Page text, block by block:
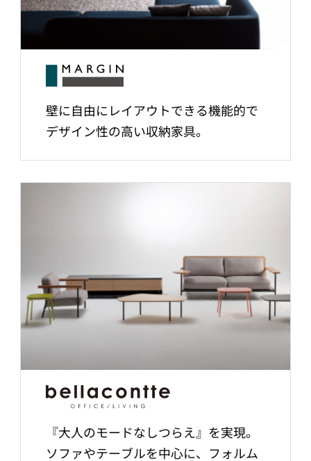
壁に自由にレイアウトできる機能的で
デザイン性の高い収納家具。
『大人のモードなしつらえ』を実現。
ソファやテーブルを中心に、フォルム